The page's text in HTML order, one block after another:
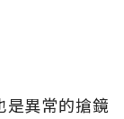
是異常的搶鏡